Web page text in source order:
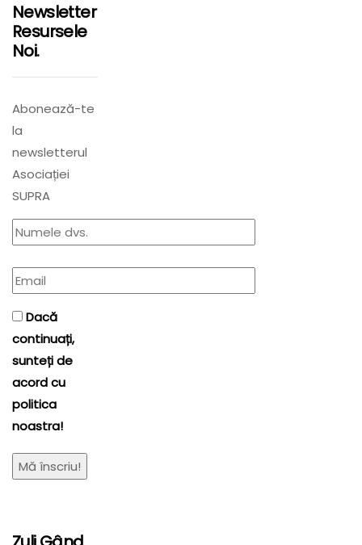
Newsletter
Resursele
Noi.
Abonează-te
la
newsletterul
Asociației
SUPRA
Dacă
continuați,
sunteți de
acord cu
politica
noastra!